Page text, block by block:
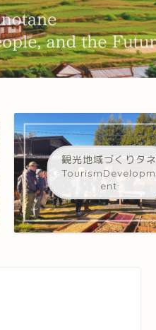
観光地域づくりタネ
TourismDevelopm
ent